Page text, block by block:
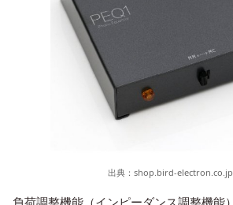
出典： shop.bird-electron.co.jp
負荷調整機能（インピーダンス調整機能